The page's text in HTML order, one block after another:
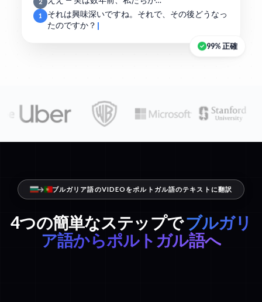
2
1
それは興味深いですね。それで、その後どうなっ
たのですか？
99% 正確
ブルガリア語のVIDEOをポルトガル語のテキストに翻訳
4つの簡単なステップでブルガリ
ア語からポルトガル語へ